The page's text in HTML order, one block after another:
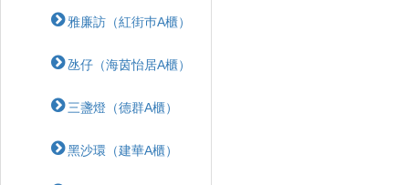
雅廉訪（紅街巿A櫃）
氹仔（海茵怡居A櫃）
三盞燈（德群A櫃）
黑沙環（建華A櫃）